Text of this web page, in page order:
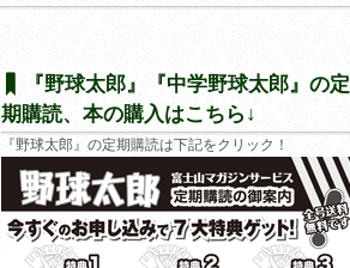
『野球太郎』『中学野球太郎』の定
期購読、本の購入はこちら↓
『野球太郎』の定期購読は下記をクリック！